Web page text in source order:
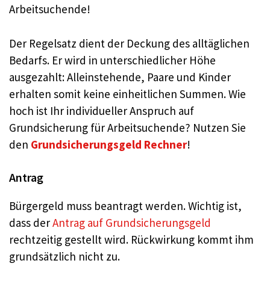
Arbeitsuchende!
Der Regelsatz dient der Deckung des alltäglichen
Bedarfs. Er wird in unterschiedlicher Höhe
ausgezahlt: Alleinstehende, Paare und Kinder
erhalten somit keine einheitlichen Summen. Wie
hoch ist Ihr individueller Anspruch auf
Grundsicherung für Arbeitsuchende? Nutzen Sie
den Grundsicherungsgeld Rechner!
Antrag
Bürgergeld muss beantragt werden. Wichtig ist,
dass derAntrag auf Grundsicherungsgeld
rechtzeitig gestellt wird. Rückwirkung kommt ihm
grundsätzlich nicht zu.